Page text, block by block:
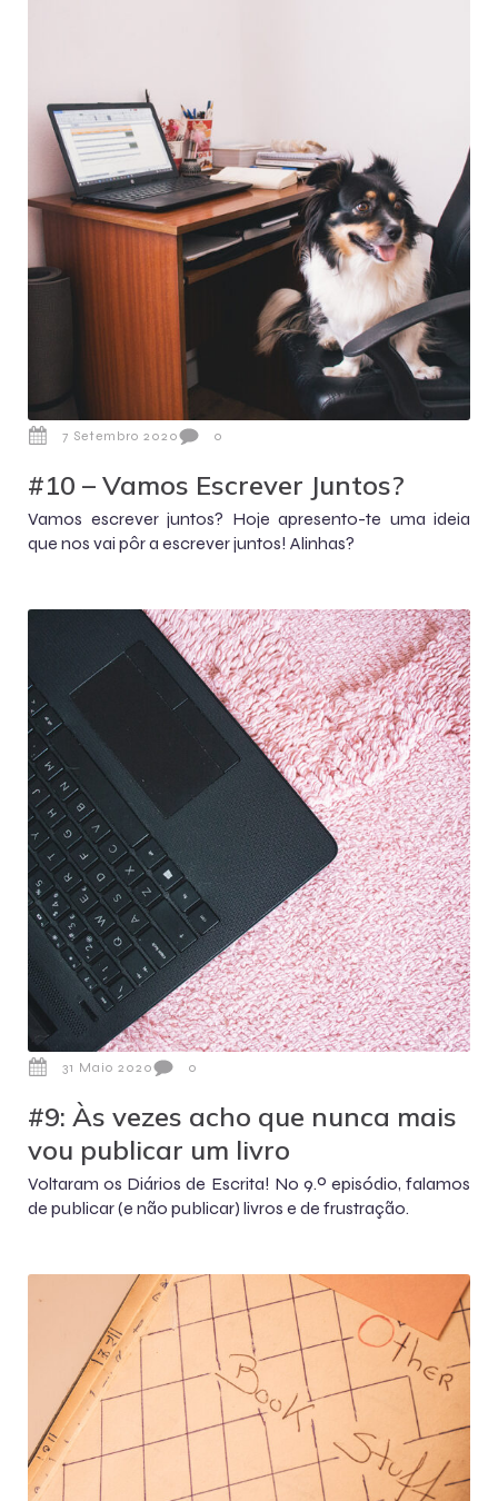
7 Setembro 2020 0
#10 – Vamos Escrever Juntos?
Vamos escrever juntos? Hoje apresento-te uma ideia
que nos vai pôr a escrever juntos! Alinhas?
31 Maio 2020 0
#9: Às vezes acho que nunca mais
vou publicar um livro
Voltaram os Diários de Escrita! No 9.º episódio, falamos
de publicar (e não publicar) livros e de frustração.